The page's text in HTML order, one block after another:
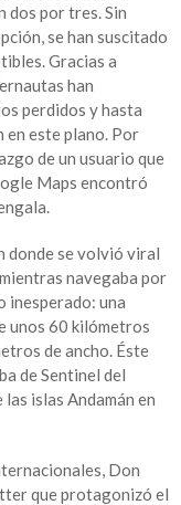
dos por tres. Sin
se han suscitado
Gracias a
han
perdidos y hasta
en este plano. Por
de un usuario que
Maps encontró
donde se volvió viral
navegaba por
inesperado: una
unos 60 kilómetros
de ancho. Éste
de Sentinel del
islas Andamán en
Don
que protagonizó el